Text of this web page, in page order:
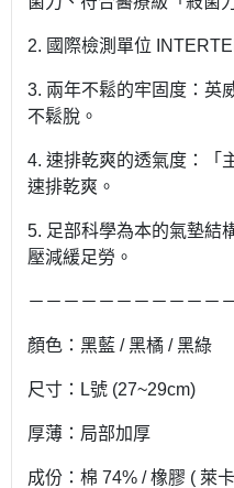
2. 國際檢測單位
3. 兩年不鬆的牢固度：英
不鬆脫。
4. 速排乾爽的透氣度：「
速排乾爽。
5. 足部科學為本的氣墊結
壓減緩足勞。
－－－－－－－－－－－
顏色：黑藍 / 黑橘 / 黑綠
尺寸：L號 (27~29cm)
厚薄：局部加厚
成份：棉 74% / 橡膠 ( 萊